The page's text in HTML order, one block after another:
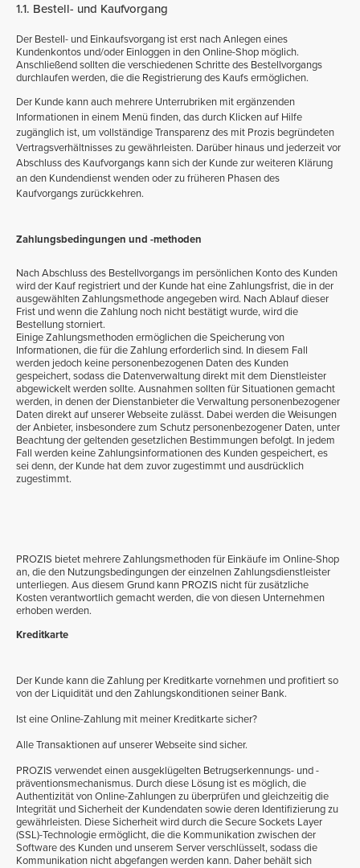
1.1. Bestell- und Kaufvorgang
Der Bestell- und Einkaufsvorgang ist erst nach Anlegen eines
Kundenkontos und/oder Einloggen in den Online-Shop möglich.
Anschließend sollten die verschiedenen Schritte des Bestellvorgangs
durchlaufen werden, die die Registrierung des Kaufs ermöglichen.
Der Kunde kann auch mehrere Unterrubriken mit ergänzenden
Informationen in einem Menü finden, das durch Klicken auf Hilfe
zugänglich ist, um vollständige Transparenz des mit Prozis begründeten
Vertragsverhältnisses zu gewährleisten. Darüber hinaus und jederzeit vor
Abschluss des Kaufvorgangs kann sich der Kunde zur weiteren Klärung
an den Kundendienst wenden oder zu früheren Phasen des
Kaufvorgangs zurückkehren.
Zahlungsbedingungen und -methoden
Nach Abschluss des Bestellvorgangs im persönlichen Konto des Kunden
wird der Kauf registriert und der Kunde hat eine Zahlungsfrist, die in der
ausgewählten Zahlungsmethode angegeben wird. Nach Ablauf dieser
Frist und wenn die Zahlung noch nicht bestätigt wurde, wird die
Bestellung storniert.
Einige Zahlungsmethoden ermöglichen die Speicherung von
Informationen, die für die Zahlung erforderlich sind. In diesem Fall
werden jedoch keine personenbezogenen Daten des Kunden
gespeichert, sodass die Datenverwaltung direkt mit dem Dienstleister
abgewickelt werden sollte. Ausnahmen sollten für Situationen gemacht
werden, in denen der Dienstanbieter die Verwaltung personenbezogener
Daten direkt auf unserer Webseite zulässt. Dabei werden die Weisungen
der Anbieter, insbesondere zum Schutz personenbezogener Daten, unter
Beachtung der geltenden gesetzlichen Bestimmungen befolgt. In jedem
Fall werden keine Zahlungsinformationen des Kunden gespeichert, es
sei denn, der Kunde hat dem zuvor zugestimmt und ausdrücklich
zugestimmt.
PROZIS bietet mehrere Zahlungsmethoden für Einkäufe im Online-Shop
an, die den Nutzungsbedingungen der einzelnen Zahlungsdienstleister
unterliegen. Aus diesem Grund kann PROZIS nicht für zusätzliche
Kosten verantwortlich gemacht werden, die von diesen Unternehmen
erhoben werden.
Kreditkarte
Der Kunde kann die Zahlung per Kreditkarte vornehmen und profitiert so
von der Liquidität und den Zahlungskonditionen seiner Bank.
Ist eine Online-Zahlung mit meiner Kreditkarte sicher?
Alle Transaktionen auf unserer Webseite sind sicher.
PROZIS verwendet einen ausgeklügelten Betrugserkennungs- und -
präventionsmechanismus. Durch diese Lösung ist es möglich, die
Authentizität von Online-Zahlungen zu überprüfen und gleichzeitig die
Integrität und Sicherheit der Kundendaten sowie deren Identifizierung zu
gewährleisten. Diese Sicherheit wird durch die Secure Sockets Layer
(SSL)-Technologie ermöglicht, die die Kommunikation zwischen der
Software des Kunden und unserem Server verschlüsselt, sodass die
Kommunikation nicht abgefangen werden kann. Daher behält sich